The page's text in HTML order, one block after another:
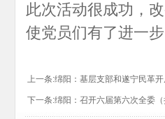
此次活动很成功，
使党员们有了进一
上一条:绵阳：基层支部和遂宁民革
下一条:绵阳：召开六届第六次全委